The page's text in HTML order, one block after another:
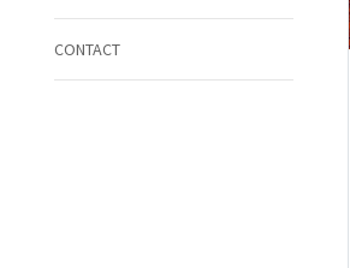
CONTACT